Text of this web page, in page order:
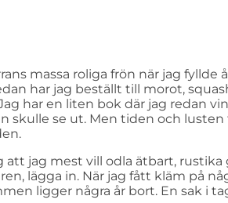
massa roliga frön när jag fyllde
har jag beställt till morot,
har en liten bok där jag redan
skulle se ut. Men tiden och
att jag mest vill odla ätbart, rustika
lägga in. När jag fått kläm på
ligger några år bort. En sak i